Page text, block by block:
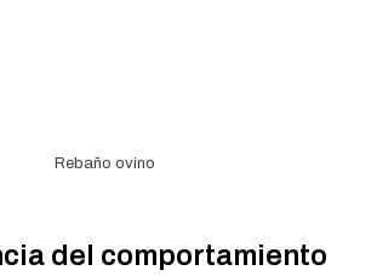
Rebaño ovino
del comportamiento